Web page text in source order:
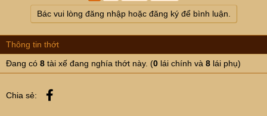
Bác vui lòng đăng nhập hoặc đăng ký để bình luận.
Thông tin thớt
Đang có 8 tài xế đang nghía thớt này. (0 lái chính và 8 lái phụ)
Chia sẻ: